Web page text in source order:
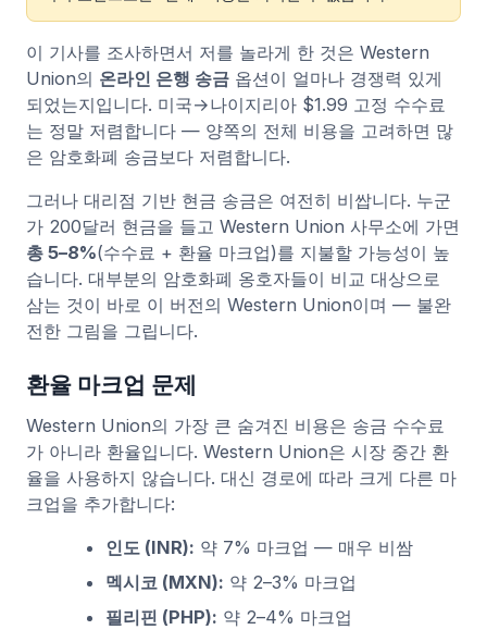
이 기사를 조사하면서 저를 놀라게 한 것은 Western
Union의 온라인 은행 송금 옵션이 얼마나 경쟁력 있게
되었는지입니다. 미국→나이지리아 $1.99 고정 수수료
는 정말 저렴합니다 — 양쪽의 전체 비용을 고려하면 많
은 암호화폐 송금보다 저렴합니다.
그러나 대리점 기반 현금 송금은 여전히 비쌉니다. 누군
가 200달러 현금을 들고 Western Union 사무소에 가면
총 5–8%(수수료 + 환율 마크업)를 지불할 가능성이 높
습니다. 대부분의 암호화폐 옹호자들이 비교 대상으로
삼는 것이 바로 이 버전의 Western Union이며 — 불완
전한 그림을 그립니다.
환율 마크업 문제
Western Union의 가장 큰 숨겨진 비용은 송금 수수료
가 아니라 환율입니다. Western Union은 시장 중간 환
율을 사용하지 않습니다. 대신 경로에 따라 크게 다른 마
크업을 추가합니다:
인도 (INR): 약 7% 마크업 — 매우 비쌈
멕시코 (MXN): 약 2–3% 마크업
필리핀 (PHP): 약 2–4% 마크업